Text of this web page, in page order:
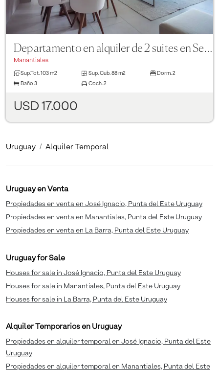
Departamento en alquiler de 2 suites en Sense Manantiales
Manantiales
Sup.Tot. 103 m2 Sup. Cub. 88 m2 Dorm. 2
Baño 3 Coch. 2
USD 17.000
Uruguay Alquiler Temporal
Uruguay en Venta
Propiedades en venta en José Ignacio, Punta del Este Uruguay
Propiedades en venta en Manantiales, Punta del Este Uruguay
Propiedades en venta en La Barra, Punta del Este Uruguay
Uruguay for Sale
Houses for sale in José Ignacio, Punta del Este Uruguay
Houses for sale in Manantiales, Punta del Este Uruguay
Houses for sale in La Barra, Punta del Este Uruguay
Alquiler Temporarios en Uruguay
Propiedades en alquiler temporal en José Ignacio, Punta del Este
Uruguay
Propiedades en alquiler temporal en Manantiales, Punta del Este